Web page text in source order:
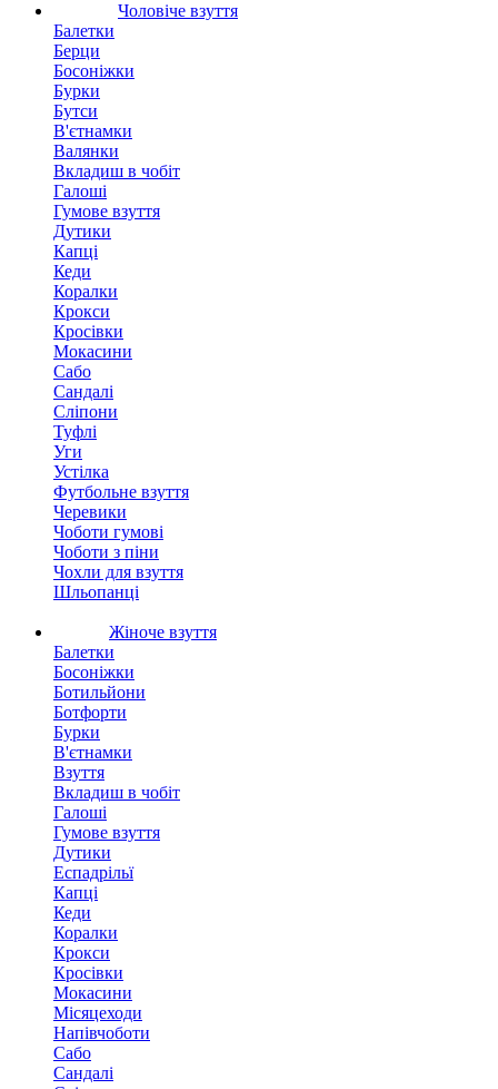
Чоловіче взуття
Балетки
Берци
Босоніжки
Бурки
Бутси
В'єтнамки
Валянки
Вкладиш в чобіт
Галоші
Гумове взуття
Дутики
Капці
Кеди
Коралки
Крокси
Кросівки
Мокасини
Сабо
Сандалі
Сліпони
Туфлі
Уги
Устілка
Футбольне взуття
Черевики
Чоботи гумові
Чоботи з піни
Чохли для взуття
Шльопанці
Жіноче взуття
Балетки
Босоніжки
Ботильйони
Ботфорти
Бурки
В'єтнамки
Взуття
Вкладиш в чобіт
Галоші
Гумове взуття
Дутики
Еспадрільї
Капці
Кеди
Коралки
Крокси
Кросівки
Мокасини
Місяцеходи
Напівчоботи
Сабо
Сандалі